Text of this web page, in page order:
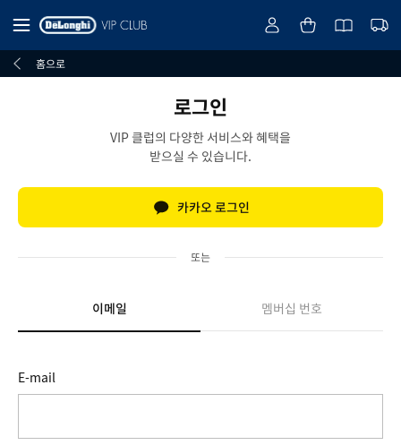
홈으로
로그인
VIP 클럽의 다양한 서비스와 혜택을
받으실 수 있습니다.
카카오 로그인
또는
이메일 멤버십 번호
E-mail